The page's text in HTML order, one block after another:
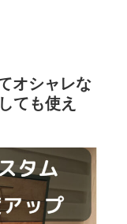
オシャレな
ても使え